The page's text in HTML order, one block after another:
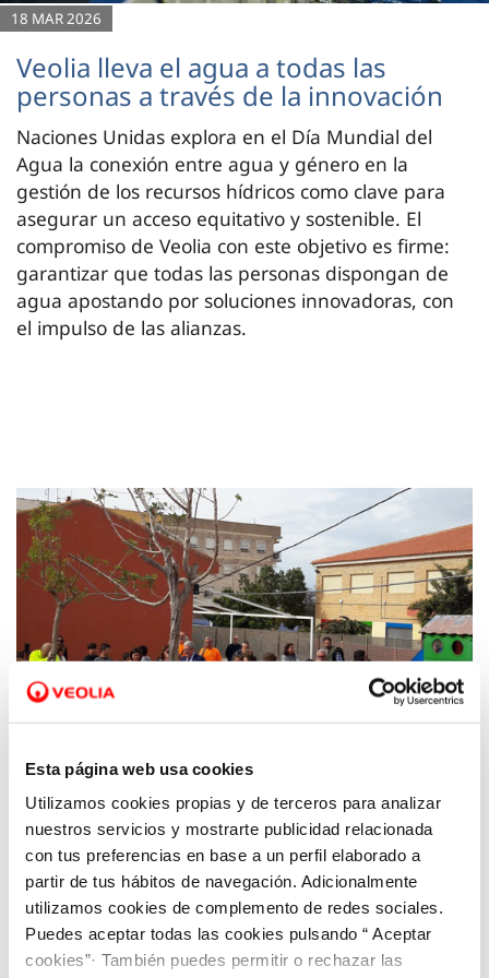
Esta página web usa cookies
Utilizamos cookies propias y de terceros para analizar
nuestros servicios y mostrarte publicidad relacionada
con tus preferencias en base a un perfil elaborado a
partir de tus hábitos de navegación. Adicionalmente
utilizamos cookies de complemento de redes sociales.
Puedes aceptar todas las cookies pulsando “ Aceptar
cookies”· También puedes permitir o rechazar las
18 MAR 2026
Veolia lleva el agua a todas las
personas a través de la innovación
Naciones Unidas explora en el Día Mundial del
Agua la conexión entre agua y género en la
gestión de los recursos hídricos como clave para
asegurar un acceso equitativo y sostenible. El
compromiso de Veolia con este objetivo es firme:
garantizar que todas las personas dispongan de
agua apostando por soluciones innovadoras, con
el impulso de las alianzas.
06 MAR 2019
Un centenar de nuevos árboles se plantan
en 31 colegios de Cartagena por el Día de la
Naturaleza